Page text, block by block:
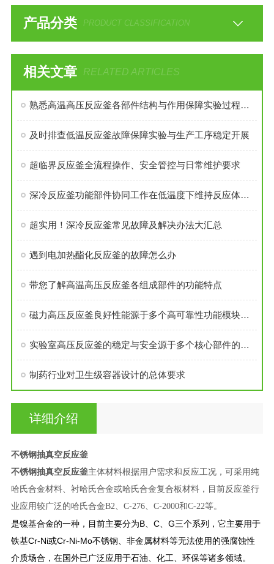
产品分类 PRODUCT CLASSIFICATION
相关文章 RELATED ARTICLES
熟悉高温高压反应釜各部件结构与作用保障实验过程安全稳定
及时排查低温反应釜故障保障实验与生产工序稳定开展
超临界反应釜全流程操作、安全管控与日常维护要求
深冷反应釜功能部件协同工作在低温度下维持反应体系的稳定性
超实用！深冷反应釜常见故障及解决办法大汇总
遇到电加热酯化反应釜的故障怎么办
带您了解高温高压反应釜各组成部件的功能特点
磁力高压反应釜良好性能源于多个高可靠性功能模块的精密集成
实验室高压反应釜的稳定与安全源于多个核心部件的科学设计
制药行业对卫生级容器设计的总体要求
详细介绍
不锈钢抽真空反应釜
不锈钢抽真空反应釜主体材料根据用户需求和反应工况，可采用纯
哈氏合金材料、衬哈氏合金或哈氏合金复合板材料，目前反应釜行
业应用较广泛的哈氏合金B2、C-276、C-2000和C-22等。
是镍基合金的一种，目前主要分为B、C、G三个系列，它主要用于
铁基Cr-Ni或Cr-Ni-Mo不锈钢、非金属材料等无法使用的强腐蚀性
介质场合，在国外已广泛应用于石油、化工、环保等诸多领域。